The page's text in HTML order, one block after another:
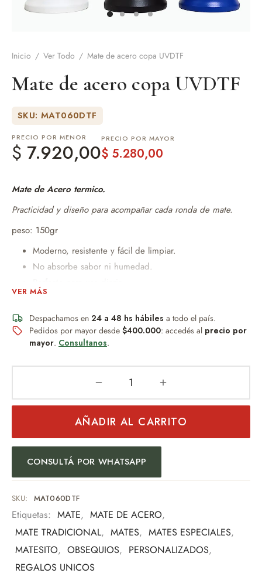
Inicio / Ver Todo / Mate de acero copa UVDTF
Mate de acero copa UVDTF
SKU: MAT060DTF
PRECIO POR MENOR
$ 7.920,00
PRECIO POR MAYOR
$ 5.280,00
Mate de Acero termico.
Practicidad y diseño para acompañar cada ronda de mate.
peso: 150gr
Moderno, resistente y fácil de limpiar.
No absorbe sabor ni humedad.
Diseño práctico y duradero.
Ideal para quienes buscan funcionalidad sin
mantenimiento.
Perfecto para personas divertidas y amantes del color.
Consultanos para diseños de tu provincia o localidad.
VER MÁS
Despachamos en 24 a 48 hs hábiles a todo el país.
Pedidos por mayor desde $400.000: accedés al precio por
mayor. Consultanos.
AÑADIR AL CARRITO
CONSULTÁ POR WHATSAPP
SKU: MAT060DTF
Etiquetas: MATE, MATE DE ACERO,
MATE TRADICIONAL, MATES, MATES ESPECIALES,
MATESITO, OBSEQUIOS, PERSONALIZADOS,
REGALOS UNICOS
y accesorios